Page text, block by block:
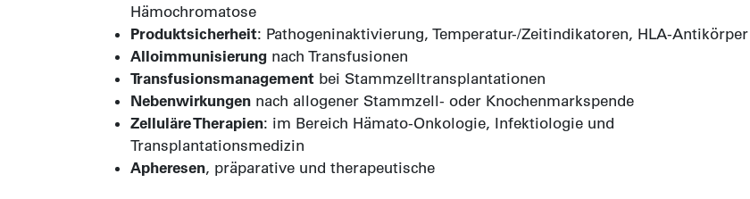
Hämochromatose
Produktsicherheit: Pathogeninaktivierung, Temperatur-/Zeitindikatoren, HLA-Antikörper
Alloimmunisierung nach Transfusionen
Transfusionsmanagement bei Stammzelltransplantationen
Nebenwirkungen nach allogener Stammzell- oder Knochenmarkspende
Zelluläre Therapien: im Bereich Hämato-Onkologie, Infektiologie und
Transplantationsmedizin
Apheresen, präparative und therapeutische